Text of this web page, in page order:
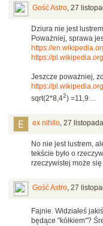
Gość Astro, 27
Dziura nie jest
Poważniej, sprawa
https://
https://
Jeszcze poważniej,
https://
sqrt(2*8,42) =11,9…
ex nihilo, 27
No nie jest lustrem,
tekście było o
rzeczywistej może
Gość Astro, 27
Fajnie. Widziałeś
będące "kółkiem"?